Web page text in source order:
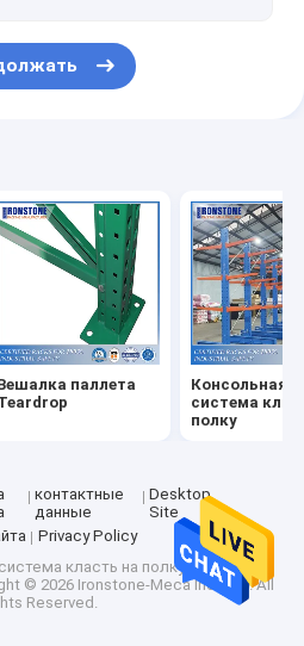
паллета
Консольная
система
полку
контактные
данные
Desktop
Site
Privacy Policy
класть на полку паллета
© 2026 Ironstone-Meca Industry. All
Reserved.